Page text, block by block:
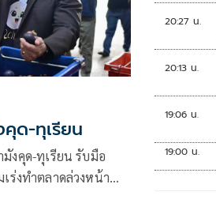
คุด-ทุเรียน
งคุด-ทุเรียน รับมือ
ร่งทำตลาดล่วงหน้า
20:27 น.
20:13 น.
19:06 น.
19:00 น.